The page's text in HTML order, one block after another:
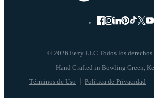
© 2026 Eezy LLC Todos los derechos
Términos de Uso Política de Privacidad